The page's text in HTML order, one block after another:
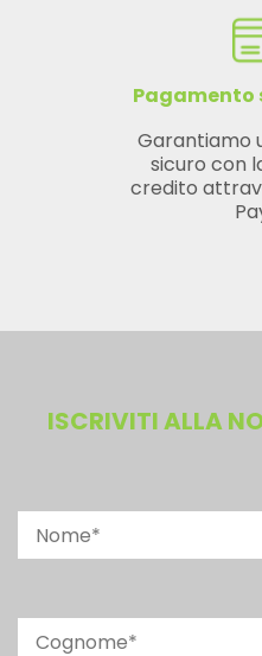
Pagamento
Garantiamo
sicuro con
credito
ISCRIVITI ALLA